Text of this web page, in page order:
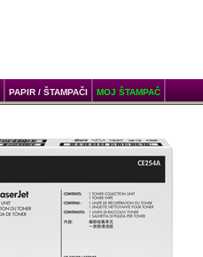
PAPIR / ŠTAMPAČI MOJ ŠTAMPAČ